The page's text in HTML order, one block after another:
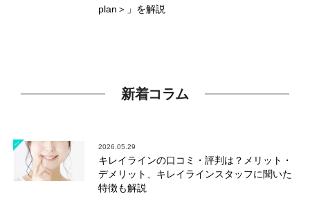
plan＞」を解説
新着コラム
2026.05.29
キレイラインの口コミ・評判は？メリット・
デメリット、キレイラインスタッフに聞いた
特徴も解説